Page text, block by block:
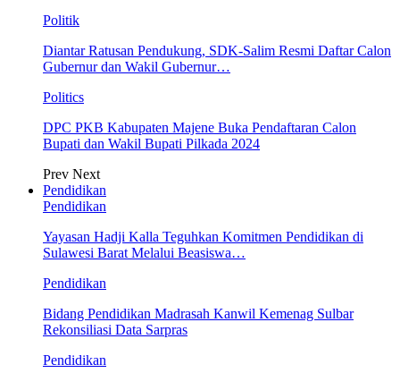
Politik
Diantar Ratusan Pendukung, SDK-Salim Resmi Daftar Calon
Gubernur dan Wakil Gubernur…
Politics
DPC PKB Kabupaten Majene Buka Pendaftaran Calon
Bupati dan Wakil Bupati Pilkada 2024
Prev Next
Pendidikan
Pendidikan
Yayasan Hadji Kalla Teguhkan Komitmen Pendidikan di
Sulawesi Barat Melalui Beasiswa…
Pendidikan
Bidang Pendidikan Madrasah Kanwil Kemenag Sulbar
Rekonsiliasi Data Sarpras
Pendidikan